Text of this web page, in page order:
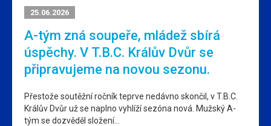
25.06.2026
A-tým zná soupeře, mládež sbírá
úspěchy. V T.B.C. Králův Dvůr se
připravujeme na novou sezonu.
Přestože soutěžní ročník teprve nedávno skončil, v T.B.C.
Králův Dvůr už se naplno vyhlíží sezóna nová. Mužský A-
tým se dozvěděl složení…